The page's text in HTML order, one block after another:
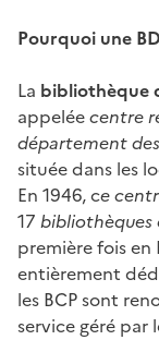
Pourquoi une
La bibliothèque
appeléecentre
département
située dans les
En 1946, ce
17 bibliothèques
première fois en
entièrement
les BCP sont
service géré par